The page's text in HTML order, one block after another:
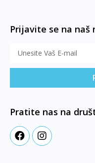
Prijavite se na naš
Pratite nas na